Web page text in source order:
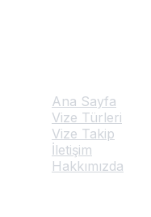
Ana Sayfa
Vize Türleri
Vize Takip
İletişim
Hakkımızda